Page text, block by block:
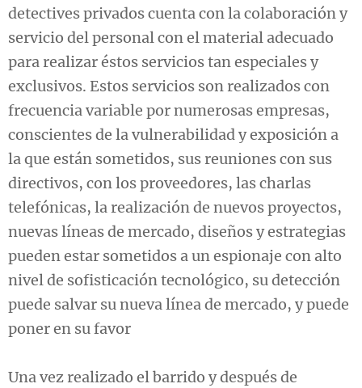
detectives privados cuenta con la colaboración y
servicio del personal con el material adecuado
para realizar éstos servicios tan especiales y
exclusivos. Estos servicios son realizados con
frecuencia variable por numerosas empresas,
conscientes de la vulnerabilidad y exposición a
la que están sometidos, sus reuniones con sus
directivos, con los proveedores, las charlas
telefónicas, la realización de nuevos proyectos,
nuevas líneas de mercado, diseños y estrategias
pueden estar sometidos a un espionaje con alto
nivel de sofisticación tecnológico, su detección
puede salvar su nueva línea de mercado, y puede
poner en su favor
Una vez realizado el barrido y después de